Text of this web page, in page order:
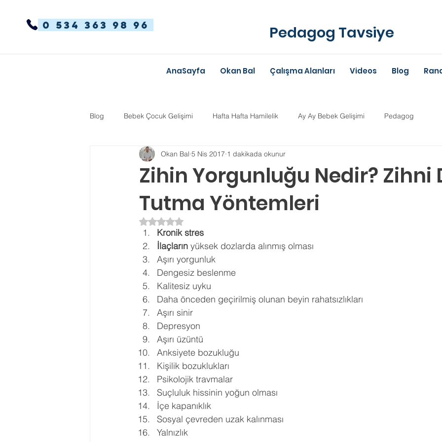
0 534 363 98 96 Pedagog Tavsiye
AnaSayfa Okan Bal Çalışma Alanları Videos Blog
Blog Bebek Çocuk Gelişimi Hafta Hafta Hamilelik Ay Ay Bebek Gelişimi Pedagog
Dikkat Dağınıklığı Hiperaktivite Anne-Baba Eğitimi
Kekemelik TYT-AYT Eğitim Danışmanlığı Aile Danışmanlığı
Ergenlik Danışmanlığı PDR Rehberlik
Evlilik Terapisi
Zihin Yorgunluğu Nedir? Zihni
Tutma Yöntemleri
Okan Bal 5 Nis 2017 1 dakikada okunur
5 üzerinden NaN yıldız
Kronik stres
İlaçların yüksek dozlarda alınmış olması
Aşırı yorgunluk
Dengesiz beslenme
Kalitesiz uyku
Daha önceden geçirilmiş olunan beyin rahatsızlıkları
Aşırı sinir
Depresyon
Aşırı üzüntü
Anksiyete bozukluğu
Kişilik bozuklukları
Psikolojik travmalar
Suçluluk hissinin yoğun olması
İçe kapanıklık
Sosyal çevreden uzak kalınması
Yalnızlık